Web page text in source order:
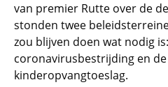
van premier Rutte over de
stonden twee
zou blijven doen wat nodig
coronavirusbestrijding en
kinderopvangtoeslag.